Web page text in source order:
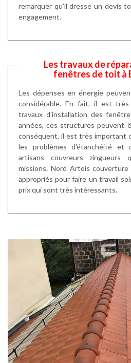
remarquer qu'il dresse un devis
engagement.
Les travaux de
fenêtres de toit à
Les dépenses en énergie
considérable. En fait, il est
travaux d'installation des
années, ces structures peuvent
conséquent, il est très important
les problèmes d'étanchéité et
artisans couvreurs zingueurs
missions. Nord Artois
appropriés pour faire un travail
prix qui sont très intéressants.